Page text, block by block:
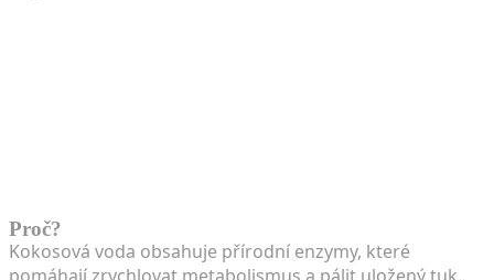
Proč?
Kokosová voda obsahuje přírodní enzymy, které